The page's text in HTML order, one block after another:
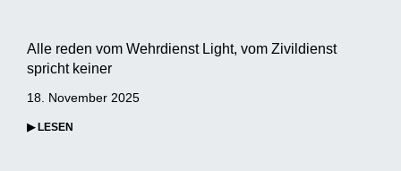
Alle reden vom Wehrdienst Light, vom Zivildienst
spricht keiner
18. November 2025
▶ LESEN